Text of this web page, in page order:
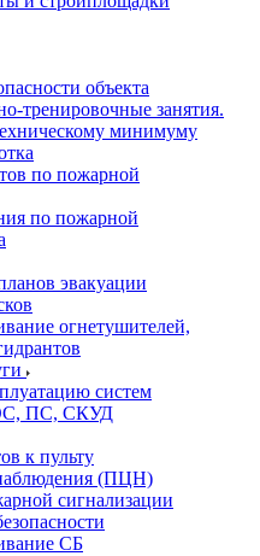
объекта
тренировочные занятия.
минимуму
по пожарной
по пожарной
эвакуации
огнетушителей,
систем
ОС, ПС, СКУД
к пульту
(ПЦН)
сигнализации
СБ